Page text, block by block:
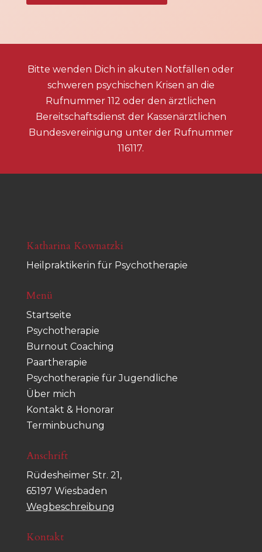
Bitte wenden Dich in akuten Notfällen oder
schweren psychischen Krisen an die
Rufnummer 112 oder den ärztlichen
Bereitschaftsdienst der Kassenärztlichen
Bundesvereinigung unter der Rufnummer
116117.
Katharina Kownatzki
Heilpraktikerin für Psychotherapie
Menü
Startseite
Psychotherapie
Burnout Coaching
Paartherapie
Psychotherapie für Jugendliche
Über mich
Kontakt & Honorar
Terminbuchung
Anschrift
Rüdesheimer Str. 21,
65197 Wiesbaden
Wegbeschreibung
Kontakt